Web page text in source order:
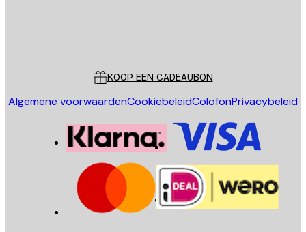
KOOP EEN CADEAUBON
Algemene voorwaardenCookiebeleidColofonPrivacybeleid